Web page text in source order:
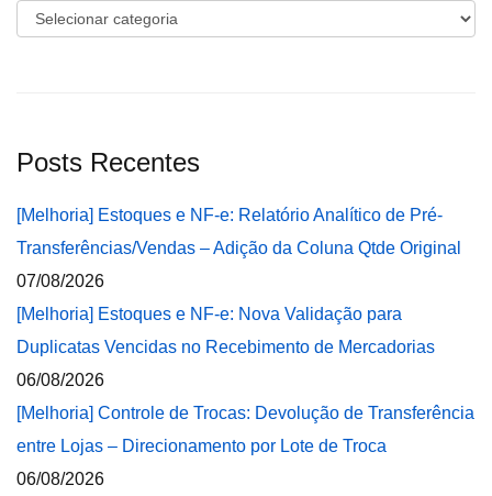
Categorias
Posts Recentes
[Melhoria] Estoques e NF-e: Relatório Analítico de Pré-
Transferências/Vendas – Adição da Coluna Qtde Original
07/08/2026
[Melhoria] Estoques e NF-e: Nova Validação para
Duplicatas Vencidas no Recebimento de Mercadorias
06/08/2026
[Melhoria] Controle de Trocas: Devolução de Transferência
entre Lojas – Direcionamento por Lote de Troca
06/08/2026